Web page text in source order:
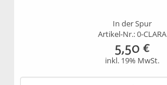
In der Spur
Artikel-Nr.: 0-CLARA
5,50 €
inkl. 19% MwSt.